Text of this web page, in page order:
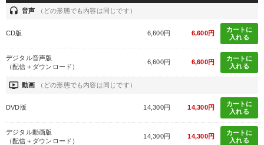
headset 音声 （どの形態でも内容は同じです）
CD版 6,600円 6,600円
カートに
入れる
デジタル音声版
（配信＋ダウンロード）
6,600円 6,600円
カートに
入れる
ondemand_video 動画 （どの形態でも内容は同じです）
DVD版 14,300円 14,300円
カートに
入れる
デジタル動画版
（配信＋ダウンロード）
14,300円 14,300円
カートに
入れる